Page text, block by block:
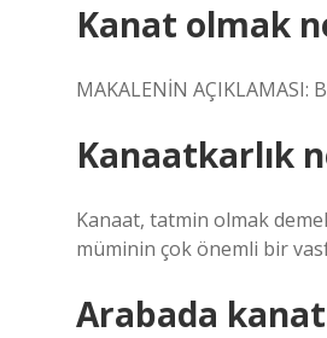
Kanat olmak
MAKALENİN
Kanaatkarlık
Kanaat, tatmin olmak
müminin çok önemli bir
Arabada